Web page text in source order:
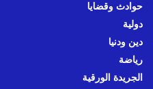
حوادث وقضايا
دولية
دين ودنيا
رياضة
الجريدة الورقية